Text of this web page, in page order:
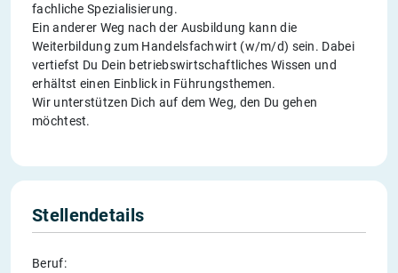
fachliche Spezialisierung.
Ein anderer Weg nach der Ausbildung kann die
Weiterbildung zum Handelsfachwirt (w/m/d) sein. Dabei
vertiefst Du Dein betriebswirtschaftliches Wissen und
erhältst einen Einblick in Führungsthemen.
Wir unterstützen Dich auf dem Weg, den Du gehen
möchtest.
Stellendetails
Beruf: